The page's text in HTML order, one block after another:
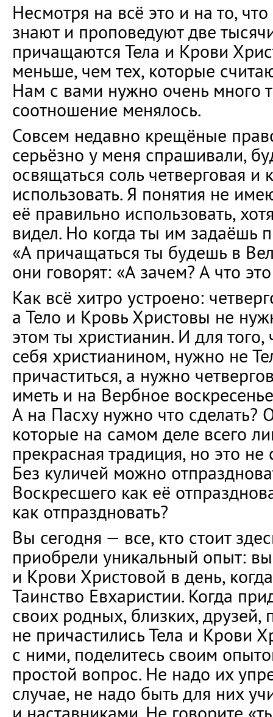
Несмотря на всё это и на то,
знают и проповедуют две
причащаются Тела и Крови
меньше, чем тех, которые
Нам с вами нужно очень много
соотношение менялось.
Совсем недавно крещёные
серьёзно у меня спрашивали,
освящаться соль четверговая и
использовать. Я понятия не
её правильно использовать,
видел. Но когда ты им задаёшь
«А причащаться ты будешь в
они говорят: «А зачем? А что
Как всё хитро устроено:
а Тело и Кровь Христовы не
этом ты христианин. И для того,
себя христианином, нужно не
причаститься, а нужно
иметь и на Вербное
А на Пасху нужно что сделать?
которые на самом деле всего
прекрасная традиция, но это не
Без куличей можно
Воскресшего как её
как отпраздновать?
Вы сегодня — все, кто стоит
приобрели уникальный опыт:
и Крови Христовой в день,
Таинство Евхаристии. Когда
своих родных, близких, друзей,
не причастились Тела и Крови
с ними, поделитесь своим
простой вопрос. Не надо их
случае, не надо быть для них